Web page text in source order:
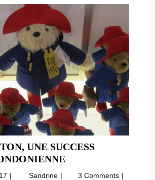
UNE SUCCESS
PADDINGTON,
UNE
30
Sandrine Paddington,
3 Comments